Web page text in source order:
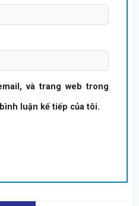
và trang web trong
luận kế tiếp của tôi.